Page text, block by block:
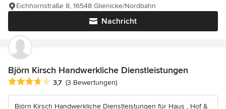
Nachricht
Eichhornstraße 8, 16548 Glienicke/Nordbahn
Björn Kirsch Handwerkliche Dienstleistungen
Durchschnittliche Bewertung: 3.7 von 5 Sternen
3,7 (3 Bewertungen)
Björn Kirsch Handwerkliche Dienstleistungen für Haus , Hof &